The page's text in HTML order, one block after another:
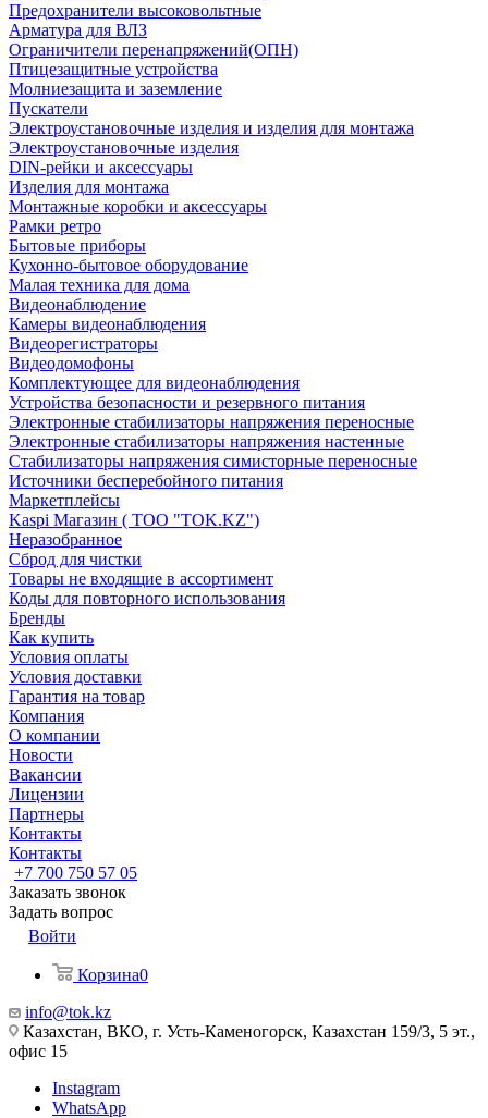
Предохранители высоковольтные
Арматура для ВЛЗ
Ограничители перенапряжений(ОПН)
Птицезащитные устройства
Молниезащита и заземление
Пускатели
Электроустановочные изделия и изделия для монтажа
Электроустановочные изделия
DIN-рейки и аксессуары
Изделия для монтажа
Монтажные коробки и аксессуары
Рамки ретро
Бытовые приборы
Кухонно-бытовое оборудование
Малая техника для дома
Видеонаблюдение
Камеры видеонаблюдения
Видеорегистраторы
Видеодомофоны
Комплектующее для видеонаблюдения
Устройства безопасности и резервного питания
Электронные стабилизаторы напряжения переносные
Электронные стабилизаторы напряжения настенные
Стабилизаторы напряжения симисторные переносные
Источники бесперебойного питания
Маркетплейсы
Kaspi Магазин ( ТОО "TOK.KZ")
Неразобранное
Сброд для чистки
Товары не входящие в ассортимент
Коды для повторного использования
Бренды
Как купить
Условия оплаты
Условия доставки
Гарантия на товар
Компания
О компании
Новости
Вакансии
Лицензии
Партнеры
Контакты
Контакты
+7 700 750 57 05
Заказать звонок
Задать вопрос
Войти
Корзина0
info@tok.kz
Казахстан, ВКО, г. Усть-Каменогорск, Казахстан 159/3, 5 эт.,
офис 15
Instagram
WhatsApp